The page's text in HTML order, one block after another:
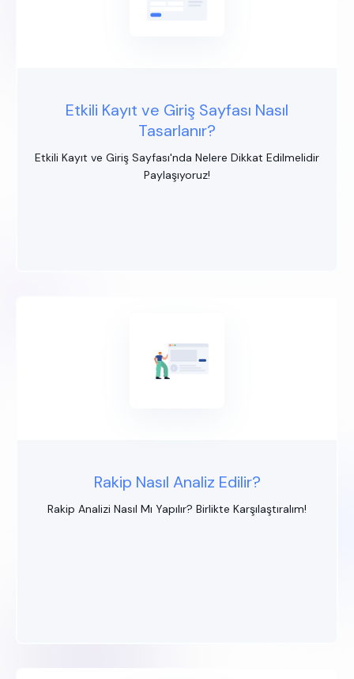
Etkili Kayıt ve Giriş Sayfası Nasıl
Tasarlanır?
Etkili Kayıt ve Giriş Sayfası'nda Nelere Dikkat Edilmelidir
Paylaşıyoruz!
Rakip Nasıl Analiz Edilir?
Rakip Analizi Nasıl Mı Yapılır? Birlikte Karşılaştıralım!